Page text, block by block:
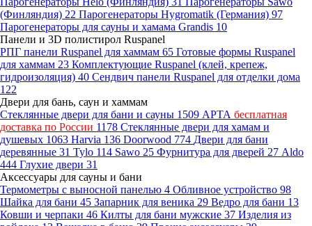
(Финляндия) 22 Парогенераторы Hygromatik (Германия) 97
Парогенераторы для сауны и хамама Grandis 10
Панели и 3D полистирол Ruspanel
РПГ панели Ruspanel для хаммам 65 Готовые формы Ruspanel
для хаммам 23 Комплектующие Ruspanel (клей, крепеж,
гидроизоляция) 40 Сендвич панели Ruspanel для отделки дома
122
Двери для бань, саун и хаммам
Стеклянные двери для бани и сауны 1509 АРТА бесплатная
доставка по России 1178 Стеклянные двери для хамам и
душевых 1063 Harvia 136 Doorwood 774 Двери для бани
деревянные 31 Tylo 114 Sawo 25 Фурнитура для дверей 27 Aldo
444 Глухие двери 31
Аксессуары для сауны и бани
Термометры с выносной панелью 4 Обливное устройство 98
Шайка для бани 45 Запарник для веника 29 Ведро для бани 13
Ковши и черпаки 46 Килты для бани мужские 37 Изделия из